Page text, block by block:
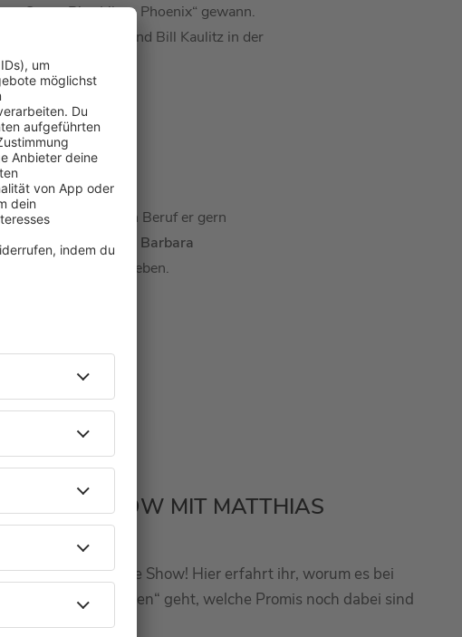
Song „Rise Like a Phoenix“ gewann.
und Bill Kaulitz in der
, welchen Beruf er gern
WennIna Müllerund Barbara
auch Geldausgeben.
– NEUE SHOW MIT MATTHIAS
eine neue Show! Hier erfahrt ihr, worum es bei
der Musiklegenden“ geht, welche Promis noch dabei sind